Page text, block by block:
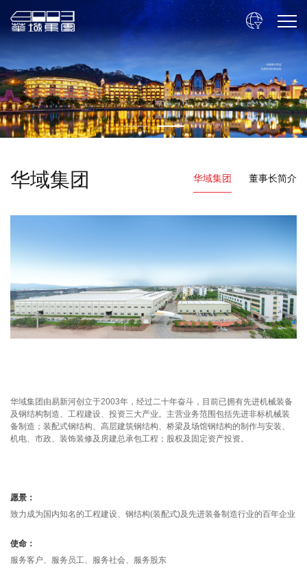

华域集团 董事长简介
华域集团
华域集团由易新河创立于2003年，经过二十年奋斗，目前已拥有先进机械装备
及钢结构制造、工程建设、投资三大产业。主营业务范围包括先进非标机械装
备制造；装配式钢结构、高层建筑钢结构、桥梁及场馆钢结构的制作与安装、
机电、市政、装饰装修及房建总承包工程；股权及固定资产投资。
愿景：
致力成为国内知名的工程建设、钢结构(装配式)及先进装备制造行业的百年企业
使命：
服务客户、服务员工、服务社会、服务股东
易新河，华域集团董事长及创始人，正高级工程师，省级劳动模范，曾于 2008
年和 2010 年先后两次入选中 国邮政邮票纪念人物；拥有 47 项国家专利。